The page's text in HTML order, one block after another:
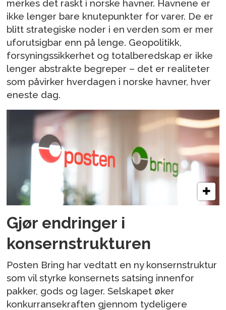
merkes det raskt i norske havner. Havnene er
ikke lenger bare knutepunkter for varer. De er
blitt strategiske noder i en verden som er mer
uforutsigbar enn på lenge. Geopolitikk,
forsyningssikkerhet og totalberedskap er ikke
lenger abstrakte begreper – det er realiteter
som påvirker hverdagen i norske havner, hver
eneste dag.
Gjør endringer i
konsernstrukturen
Posten Bring har vedtatt en ny konsernstruktur
som vil styrke konsernets satsing innenfor
pakker, gods og lager. Selskapet øker
konkurransekraften gjennom tydeligere